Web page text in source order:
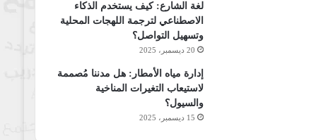
لغة الشارع: كيف يستخدم الذكاء
الاصطناعي لترجمة اللهجات المحلية
وتسهيل التواصل؟
20 ديسمبر، 2025
إدارة مياه الأمطار: هل مدننا مُصممة
لاستيعاب التغيرات المناخية
والسيول؟
15 ديسمبر، 2025